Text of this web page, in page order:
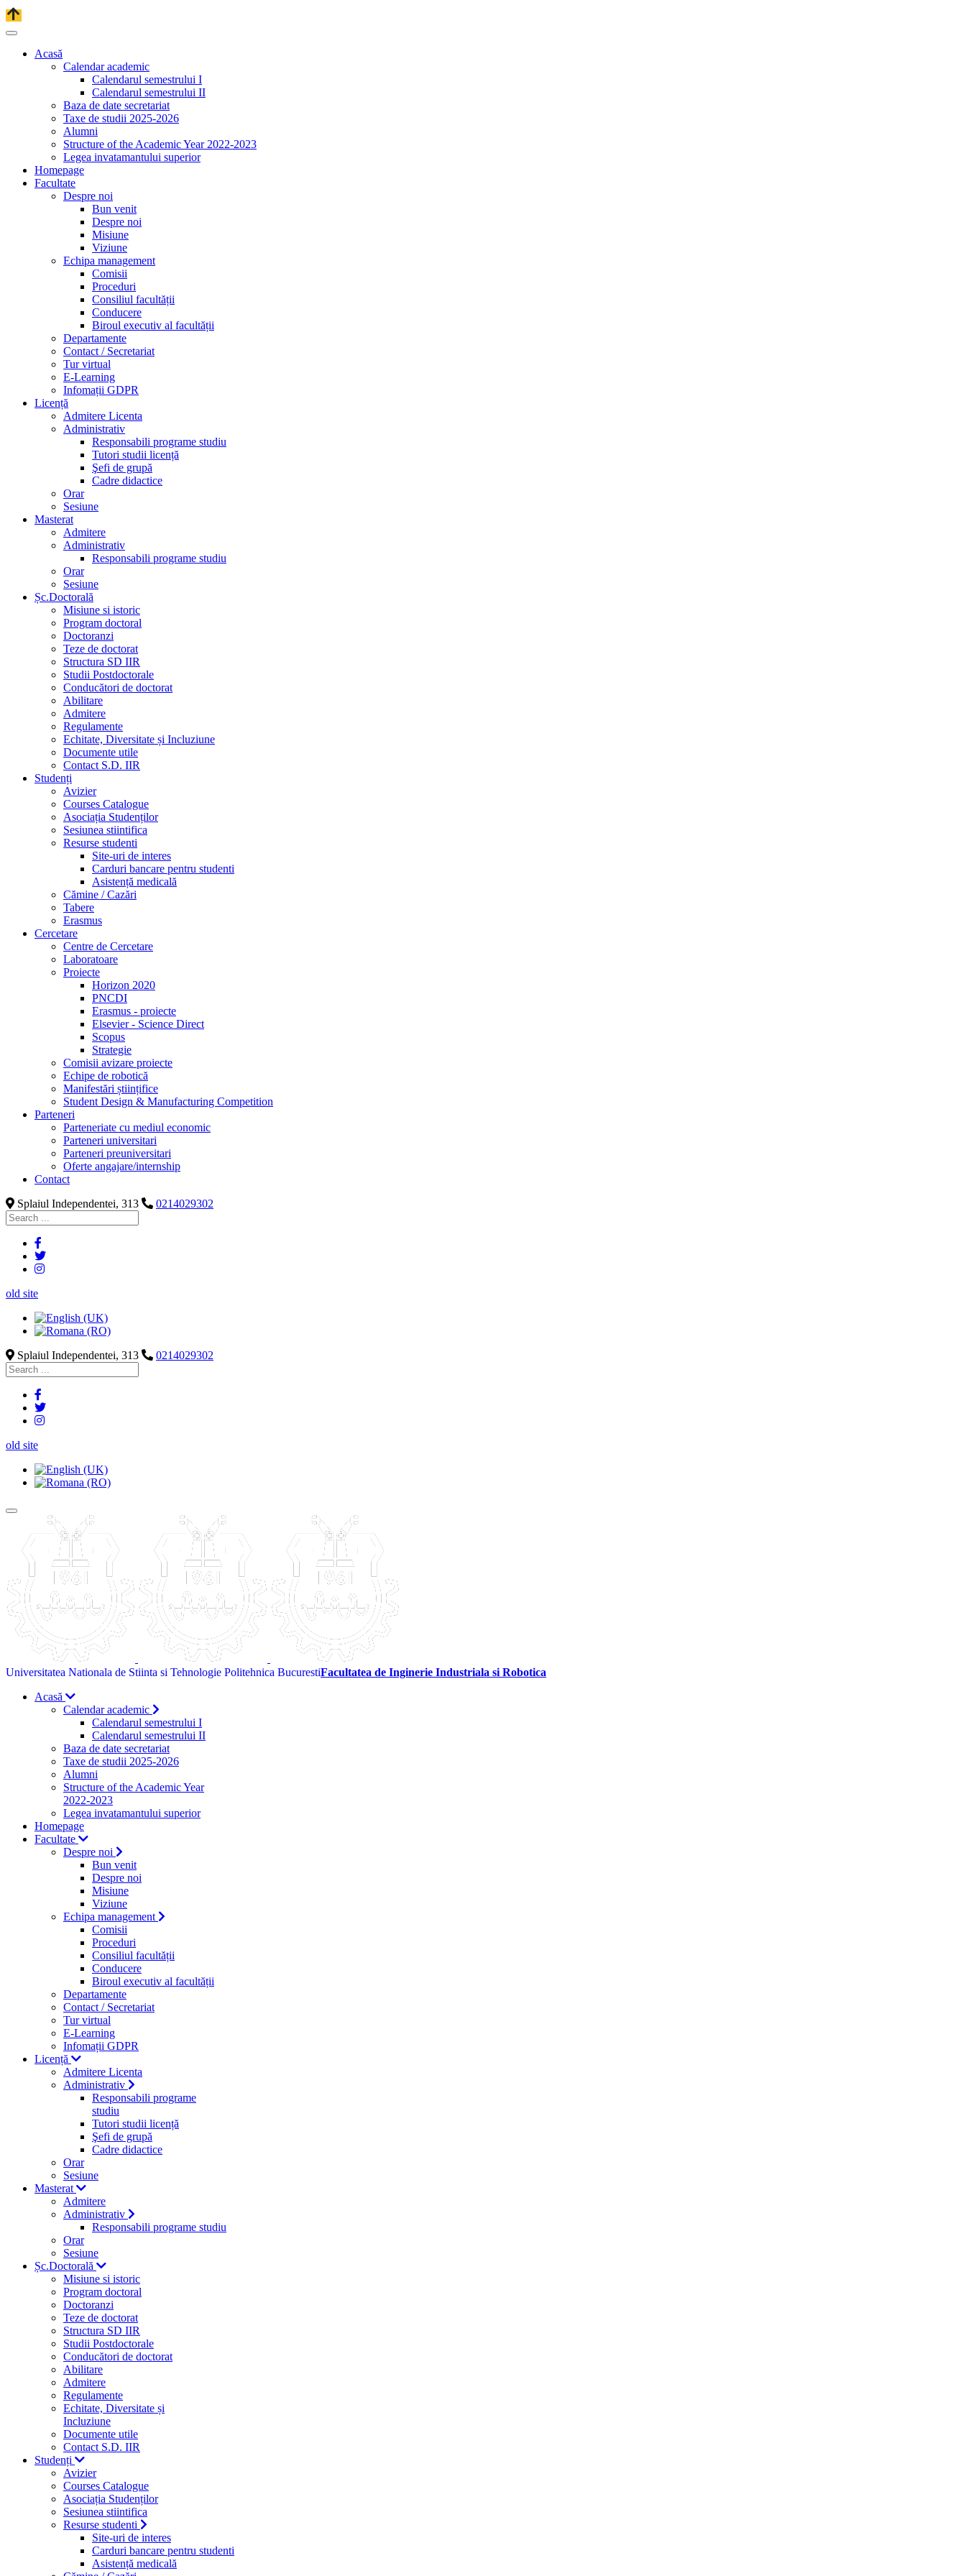
Acasă
Calendar academic
Calendarul semestrului I
Calendarul semestrului II
Baza de date secretariat
Taxe de studii 2025-2026
Alumni
Structure of the Academic Year 2022-2023
Legea invatamantului superior
Homepage
Facultate
Despre noi
Bun venit
Despre noi
Misiune
Viziune
Echipa management
Comisii
Proceduri
Consiliul facultății
Conducere
Biroul executiv al facultății
Departamente
Contact / Secretariat
Tur virtual
E-Learning
Infomații GDPR
Licență
Admitere Licenta
Administrativ
Responsabili programe studiu
Tutori studii licență
Şefi de grupă
Cadre didactice
Orar
Sesiune
Masterat
Admitere
Administrativ
Responsabili programe studiu
Orar
Sesiune
Șc.Doctorală
Misiune si istoric
Program doctoral
Doctoranzi
Teze de doctorat
Structura SD IIR
Studii Postdoctorale
Conducători de doctorat
Abilitare
Admitere
Regulamente
Echitate, Diversitate și Incluziune
Documente utile
Contact S.D. IIR
Studenți
Avizier
Courses Catalogue
Asociația Studenților
Sesiunea stiintifica
Resurse studenti
Site-uri de interes
Carduri bancare pentru studenti
Asistență medicală
Cămine / Cazări
Tabere
Erasmus
Cercetare
Centre de Cercetare
Laboratoare
Proiecte
Horizon 2020
PNCDI
Erasmus - proiecte
Elsevier - Science Direct
Scopus
Strategie
Comisii avizare proiecte
Echipe de robotică
Manifestări științifice
Student Design & Manufacturing Competition
Parteneri
Parteneriate cu mediul economic
Parteneri universitari
Parteneri preuniversitari
Oferte angajare/internship
Contact
Splaiul Independentei, 313
0214029302
old site
Splaiul Independentei, 313 0214029302
old site
Universitatea Nationala de Stiinta si Tehnologie Politehnica BucurestiFacultatea de Inginerie Industriala si Robotica
Acasă
Calendar academic
Calendarul semestrului I
Calendarul semestrului II
Baza de date secretariat
Taxe de studii 2025-2026
Alumni
Structure of the Academic Year
2022-2023
Legea invatamantului superior
Homepage
Facultate
Despre noi
Bun venit
Despre noi
Misiune
Viziune
Echipa management
Comisii
Proceduri
Consiliul facultății
Conducere
Biroul executiv al facultății
Departamente
Contact / Secretariat
Tur virtual
E-Learning
Infomații GDPR
Licență
Admitere Licenta
Administrativ
Responsabili programe
studiu
Tutori studii licență
Şefi de grupă
Cadre didactice
Orar
Sesiune
Masterat
Admitere
Administrativ
Responsabili programe studiu
Orar
Sesiune
Șc.Doctorală
Misiune si istoric
Program doctoral
Doctoranzi
Teze de doctorat
Structura SD IIR
Studii Postdoctorale
Conducători de doctorat
Abilitare
Admitere
Regulamente
Echitate, Diversitate și
Incluziune
Documente utile
Contact S.D. IIR
Studenți
Avizier
Courses Catalogue
Asociația Studenților
Sesiunea stiintifica
Resurse studenti
Site-uri de interes
Carduri bancare pentru studenti
Asistență medicală